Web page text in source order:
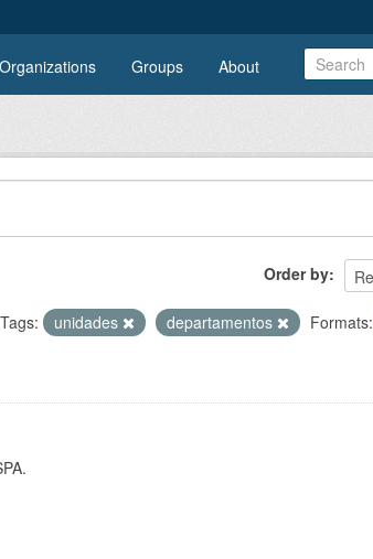
Organizations Groups About
Order by
Tags: unidades departamentos Formats: